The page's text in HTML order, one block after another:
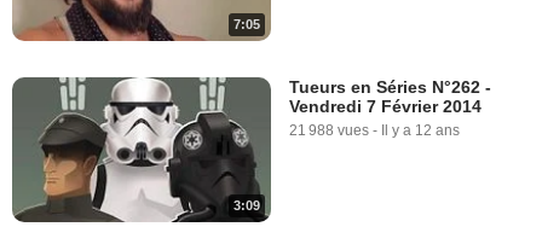
7:05
3:09
Tueurs en Séries N°262 -
Vendredi 7 Février 2014
21 988 vues - Il y a 12 ans